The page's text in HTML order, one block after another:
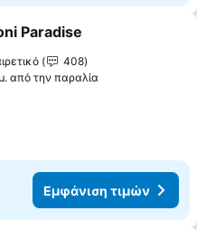
στα αγαπημένα
Paradise
408
από την παραλία
Εμφάνιση τιμών